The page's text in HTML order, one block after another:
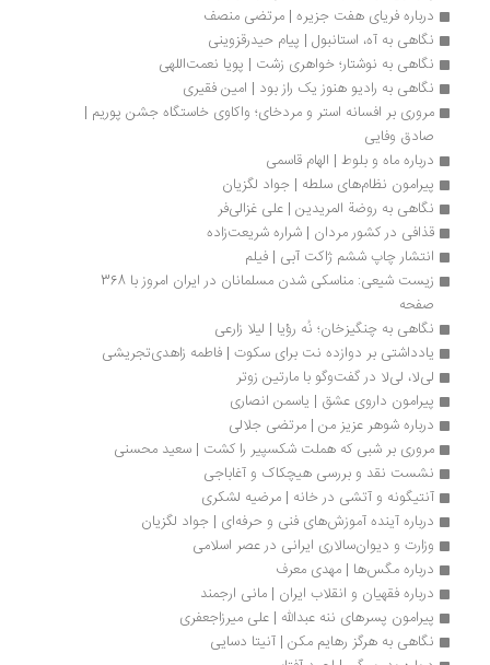
درباره فریای هفت جزیره | مرتضی منصف
نگاهی به آه، استانبول | پیام حیدرقزوینی
نگاهی به نوشتار؛ خواهری زشت | پویا نعمت‌‌اللهی
نگاهی به رادیو هنوز یک راز بود | امین فقیری
صادق وفایی
درباره ماه و بلوط | الهام قاسمی
پیرامون نظام‌های سلطه | جواد لگزیان
نگاهی به روضة المریدین | علی غزالی‌فر
قذافی در کشور مردان | شراره شریعت‌زاده
انتشار چاپ ششم ژاکت آبی | فیلم
زیست شیعی: مناسکی شدن مسلمانان در ایران امروز با 368
نگاهی به چنگیزخان؛ نُه رؤیا | لیلا زارعی
یادداشتی بر دوازده نت برای سکوت | فاطمه زاهدی‌تجریشی
لی‌لا، لی‌لا در گفت‌وگو با مارتین زوتر
پیرامون داروی عشق | یاسمن انصاری
درباره شوهر عزیز من | مرتضی جلالی
مروری بر شبی که هملت شکسپیر را کشت | سعید محسنی
نشست نقد و بررسی هیچکاک و آغاباجی
آنتیگونه و آتشی در خانه | مرضیه لشکری
درباره آینده آموزش‌های فنی و حرفه‌ای | جواد لگزیان
وزارت و دیوان‌سالاری ایرانی در عصر اسلامی
درباره مگس‌ها | ‌‌مهدی معرف
درباره فقهیان و انقلاب ایران | مانی ارجمند
پیرامون پسرهای ننه عبدالله | علی میرزاجعفری
نگاهی به هرگز رهایم مکن | آنیتا‌ دسایی‌